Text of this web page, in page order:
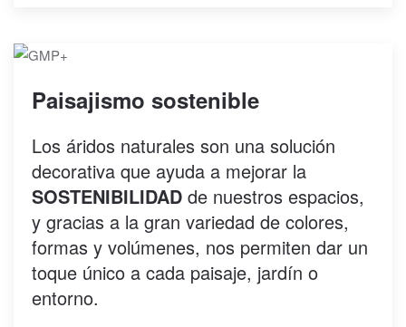
Paisajismo sostenible
Los áridos naturales son una solución
decorativa que ayuda a mejorar la
SOSTENIBILIDAD de nuestros espacios,
y gracias a la gran variedad de colores,
formas y volúmenes, nos permiten dar un
toque único a cada paisaje, jardín o
entorno.